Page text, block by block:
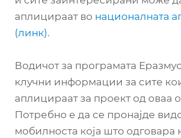
аплицираат во националната
(линк).
Водичот за програмата
клучни информации за сите
аплицираат за проект од оваа
Потребно е да се пронајде
мобилноста која што одговара